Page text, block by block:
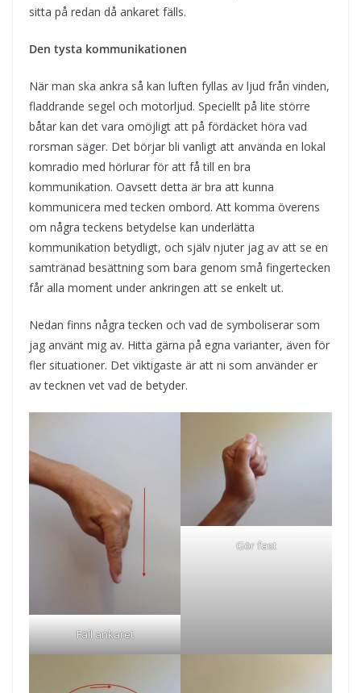
sitta på redan då ankaret fälls.
Den tysta kommunikationen
När man ska ankra så kan luften fyllas av ljud från vinden,
fladdrande segel och motorljud. Speciellt på lite större
båtar kan det vara omöjligt att på fördäcket höra vad
rorsman säger. Det börjar bli vanligt att använda en lokal
komradio med hörlurar för att få till en bra
kommunikation. Oavsett detta är bra att kunna
kommunicera med tecken ombord. Att komma överens
om några teckens betydelse kan underlätta
kommunikation betydligt, och själv njuter jag av att se en
samtränad besättning som bara genom små fingertecken
får alla moment under ankringen att se enkelt ut.
Nedan finns några tecken och vad de symboliserar som
jag använt mig av. Hitta gärna på egna varianter, även för
fler situationer. Det viktigaste är att ni som använder er
av tecknen vet vad de betyder.
Fäll ankaret
Gör fast